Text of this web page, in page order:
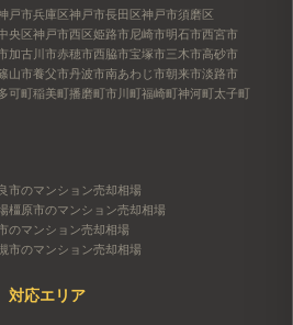
戸市兵庫区神戸市長田区神戸市須磨区
央区神戸市西区姫路市尼崎市明石市西宮市
加古川市赤穂市西脇市宝塚市三木市高砂市
山市養父市丹波市南あわじ市朝来市淡路市
可町稲美町播磨町市川町福崎町神河町太子町
市のマンション売却相場
橿原市のマンション売却相場
のマンション売却相場
市のマンション売却相場
対応エリア